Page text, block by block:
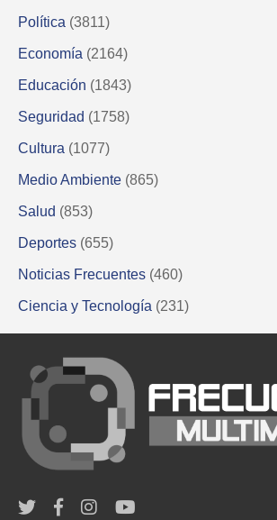
Política (3811)
Economía (2164)
Educación (1843)
Seguridad (1758)
Cultura (1077)
Medio Ambiente (865)
Salud (853)
Deportes (655)
Noticias Frecuentes (460)
Ciencia y Tecnología (231)